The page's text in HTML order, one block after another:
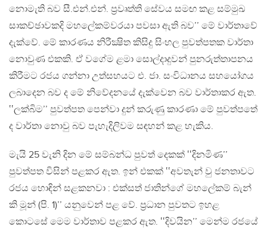
නොමැති බව සී.එන්.එන්. ප්‍රවෘත්ති සේවය සමඟ කළ සම්මුඛ
සාකච්ඡාවකදි මහලේකම්වරයා පවසා ඇති බව’’ මේ වාර්තාවේ
දැක්වේ. මේ කාරණය නිරීක්‍ෂිත කිසිදු සිංහල පුවත්පතක වාර්තා
නොවුණ එකකි. ඒ වගේම ළමා සොල්දාදුවන් පුනරුත්තාපනය
කිරීමට රජය ගන්නා උත්සහයට එ. ජා. සංවිධානය සහයෝගය
ලබාදෙන බව ද මේ නිවේදනයේ දැක්වෙන බව වාර්තාකර ඇත.
‛‛ලක්බිම’’ පුවත්පත පෙන්වා දුන් කරුණු කාරණා මේ පුවත්පතේ
ද වාර්තා නොවු බව පැහැදිලිවම සඳහන් කළ හැකිය.
මැයි 25 වැනි දින මේ සම්බන්ධ පුවත් දෙකක් ‛‛දිනමිණ’’
පුවත්පත විසින් පළකර ඇත. ඉන් එකක් ‛‛අවතැන් වු ජනතාවට
රජය හොඳින් සළකනවා : එක්සත් ජාතින්ගේ මහලේකම් බැන්
කි මූන් (පි. 1)’’ යනුවෙන් පළ වේ. ප්‍රධාන පුවතට ඉහළ
කොටසේ මෙම වාර්තාව පළකර ඇත. ‛‛දිවයින’’ මෙන්ම රජයේ